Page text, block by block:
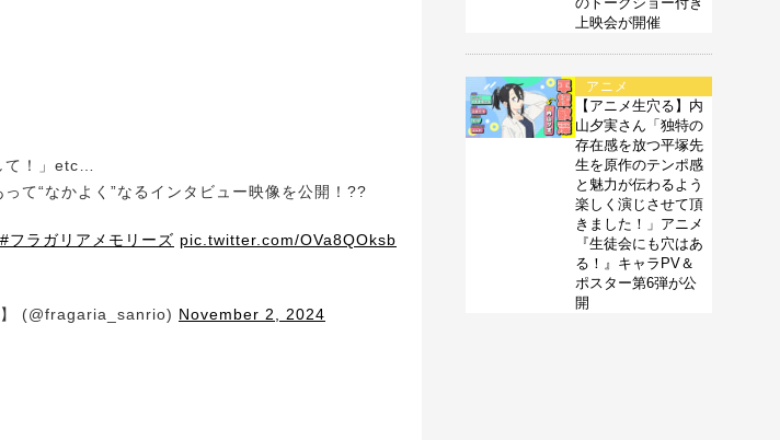
て！」etc…
て“なかよく”なるインタビュー映像を公開！??
#フラガリアメモリーズ pic.twitter.com/OVa8QOksb
(@fragaria_sanrio) November 2, 2024
上映会が開催
アニメ
【アニメ生穴る】内
山夕実さん「独特の
存在感を放つ平塚先
生を原作のテンポ感
と魅力が伝わるよう
楽しく演じさせて頂
きました！」アニメ
『生徒会にも穴はあ
る！』キャラPV＆
ポスター第6弾が公
開